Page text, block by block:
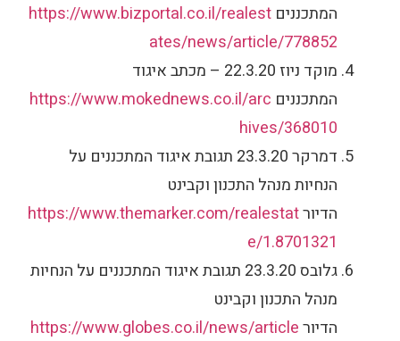
המתכנניםhttps://www.bizportal.co.il/realest
ates/news/article/778852
מוקד ניוז 22.3.20 – מכתב איגוד
המתכננים https://www.mokednews.co.il/arc
hives/368010
דמרקר 23.3.20 תגובת איגוד המתכננים על
הנחיות מנהל התכנון וקבינט
הדיורhttps://www.themarker.com/realestat
e/1.8701321
גלובס 23.3.20 תגובת איגוד המתכננים על הנחיות
מנהל התכנון וקבינט
הדיורhttps://www.globes.co.il/news/article